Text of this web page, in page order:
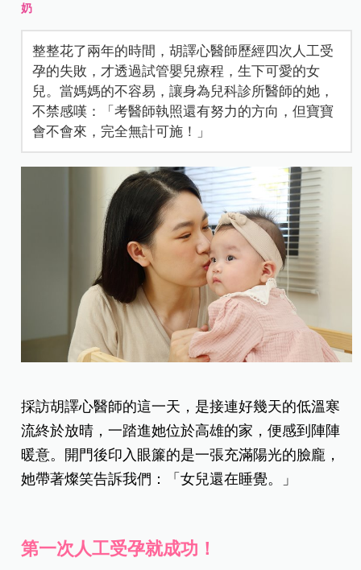
奶
整整花了兩年的時間，胡譯心醫師歷經四次人工受
孕的失敗，才透過試管嬰兒療程，生下可愛的女
兒。當媽媽的不容易，讓身為兒科診所醫師的她，
不禁感嘆：「考醫師執照還有努力的方向，但寶寶
會不會來，完全無計可施！」
採訪胡譯心醫師的這一天，是接連好幾天的低溫寒
流終於放晴，一踏進她位於高雄的家，便感到陣陣
暖意。開門後印入眼簾的是一張充滿陽光的臉龐，
她帶著燦笑告訴我們：「女兒還在睡覺。」
第一次人工受孕就成功！